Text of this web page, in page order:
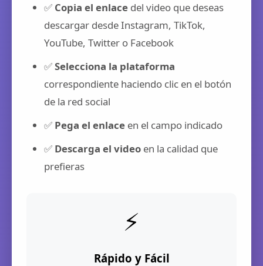
✅ Copia el enlace del video que deseas
descargar desde Instagram, TikTok,
YouTube, Twitter o Facebook
✅Selecciona la plataforma
correspondiente haciendo clic en el botón
de la red social
✅ Pega el enlace en el campo indicado
✅ Descarga el video en la calidad que
prefieras
⚡
Rápido y Fácil